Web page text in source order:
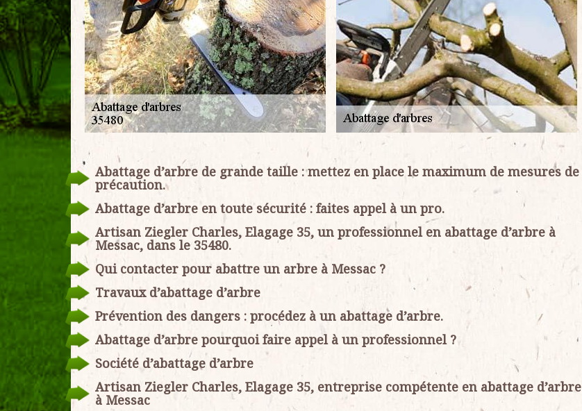
Abattage d’arbre de grande taille : mettez en place le maximum de mesures de
précaution.
Abattage d’arbre en toute sécurité : faites appel à un pro.
Artisan Ziegler Charles, Elagage 35, un professionnel en abattage d’arbre à
Messac, dans le 35480.
Qui contacter pour abattre un arbre à Messac ?
Travaux d’abattage d’arbre
Prévention des dangers : procédez à un abattage d’arbre.
Abattage d’arbre pourquoi faire appel à un professionnel ?
Société d’abattage d’arbre
Artisan Ziegler Charles, Elagage 35, entreprise compétente en abattage d’arbre
à Messac